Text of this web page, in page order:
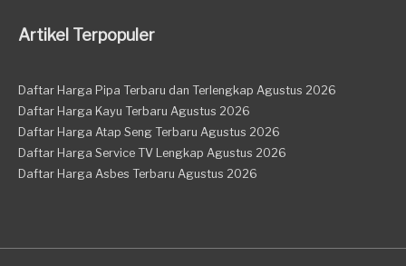
Artikel Terpopuler
Daftar Harga Pipa Terbaru dan Terlengkap Agustus 2026
Daftar Harga Kayu Terbaru Agustus 2026
Daftar Harga Atap Seng Terbaru Agustus 2026
Daftar Harga Service TV Lengkap Agustus 2026
Daftar Harga Asbes Terbaru Agustus 2026